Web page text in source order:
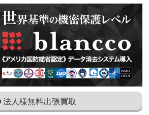
法人様無料出張買取